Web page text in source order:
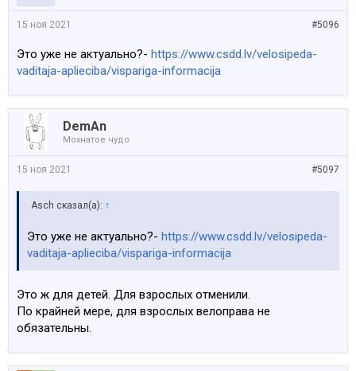
#5096
15 ноя 2021
Это уже не актуально?- https://www.csdd.lv/velosipeda-
vaditaja-aplieciba/vispariga-informacija
DemAn
Мохнатое чудо
#5097
15 ноя 2021
Asch сказал(а): ↑
Это уже не актуально?- https://www.csdd.lv/velosipeda-
vaditaja-aplieciba/vispariga-informacija
Это ж для детей. Для взрослых отменили.
По крайней мере, для взрослых велоправа не
обязательны.